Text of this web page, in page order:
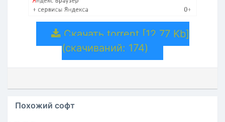
Скачать torrent [12.77 Kb]
(cкачиваний: 174)
Похожий софт